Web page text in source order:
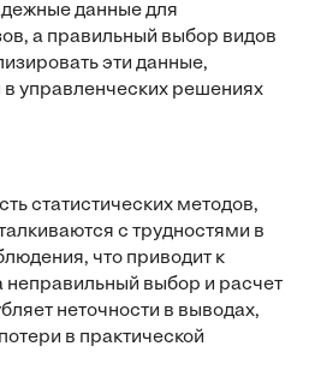
данные для
а правильный выбор видов
эти данные,
управленческих решениях
статистических методов,
с трудностями в
что приводит к
выбор и расчет
неточности в выводах,
в практической